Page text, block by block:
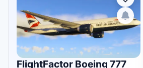
FlightFactor Boeing 777